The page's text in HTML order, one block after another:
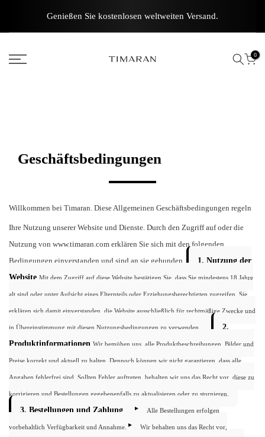
Genießen Sie kostenlosen weltweiten Versand.
0
Geschäftsbedingungen
Willkommen bei Timaran. Diese Allgemeinen Geschäftsbedingungen regeln
Ihre Nutzung unserer Website und Dienste. Durch den Zugriff auf oder die
Nutzung von www.timaran.com erklären Sie sich mit den folgenden
Bedingungen einverstanden und sind an sie gebunden.
1. Nutzung der
Website Mit dem Zugriff auf diese Website bestätigen Sie, dass Sie mindestens 18 Jahre
alt sind oder unter Aufsicht eines Elternteils oder Erziehungsberechtigten zugreifen. Sie
erklären sich damit einverstanden, die Website ausschließlich für rechtmäßige Zwecke und
in Übereinstimmung mit diesen Nutzungsbedingungen zu verwenden.
2.
Produktinformationen Wir bemühen uns, alle Produktbeschreibungen, Bilder und
Preise korrekt und aktuell zu halten. Dennoch können wir nicht garantieren, dass alle
Angaben fehlerfrei sind. Sollten Fehler auftreten, behalten wir uns das Recht vor, diese zu
korrigieren und Bestellungen gegebenenfalls zu aktualisieren oder zu stornieren.
3. Bestellungen und Zahlung Alle Bestellungen erfolgen
vorbehaltlich Verfügbarkeit und Annahme. Wir behalten uns das Recht vor,